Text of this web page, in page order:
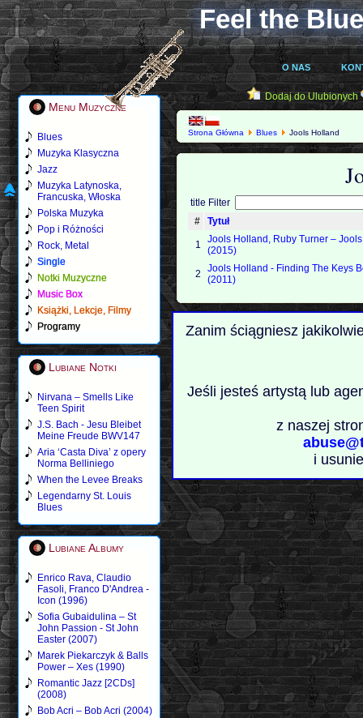
Feel the
O NAS
Menu Muzyczne
Blues
Muzyka Klasyczna
Jazz
Muzyka Latynoska,
Francuska, Włoska
Polska Muzyka
Pop i Różności
Rock, Metal
Single
Notki Muzyczne
Music Box
Książki, Lekcje, Filmy
Programy
Lubiane Notki
Nirvana – Smells Like
Teen Spirit
J.S. Bach - Jesu Bleibet
Meine Freude BWV147
Aria ‘Casta Diva’ z opery
Norma Belliniego
When the Levee Breaks
Legendarny St. Louis
Blues
Lubiane Albumy
Enrico Rava, Claudio
Fasoli, Franco D'Andrea -
Icon (1996)
Sofia Gubaidulina – St
John Passion - St John
Easter (2007)
Marek Piekarczyk & Balls
Power – Xes (1990)
Romantic Jazz [2CDs]
(2008)
Bob Acri – Bob Acri (2004)
Dodaj do Ulubionych
Strona Główna Blues Jools Holland
title Filter
#
Tytuł
1
Jools Holland, Ruby Turner –
(2015)
2
Jools Holland - Finding The Keys
(2011)
Zanim ściągniesz
Jeśli jesteś artystą lub
z naszej
i